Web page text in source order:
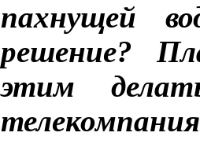
пахнущей
решение?
этим